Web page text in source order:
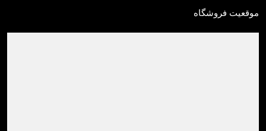
موقعیت فروشگاه